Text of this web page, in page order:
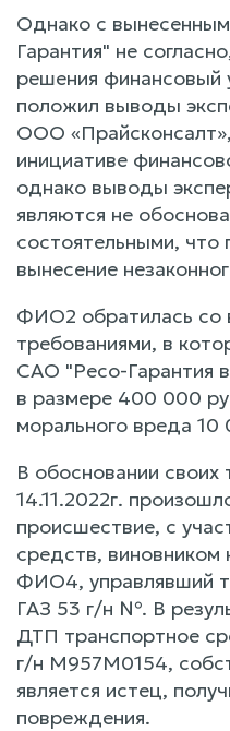
Однако с
Гарантия" не
решения финансовый
положил выводы
ООО
инициативе
однако выводы
являются не
состоятельными, что
вынесение
ФИО2 обратилась со
требованиями, в
САО "Ресо-Гарантия
в размере 400 000
морального вреда 10
В обосновании своих
14.11.2022г.
происшествие, с
средств, виновником
ФИО4, управлявший
ГАЗ 53 г/н №. В
ДТП транспортное
г/н М957М0154,
является истец,
повреждения.